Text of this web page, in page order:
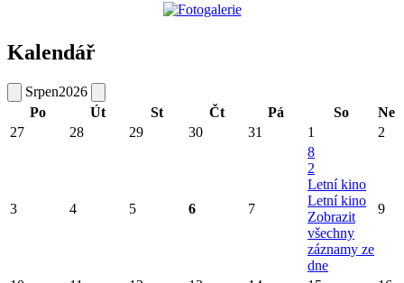
Kalendář
Srpen2026
Po
Út St Čt Pá So
Ne
27
28 29 30 31 1 2
3 4 5 6 7
8
2
Letní kino
Letní kino
Zobrazit
všechny
záznamy ze
dne
9